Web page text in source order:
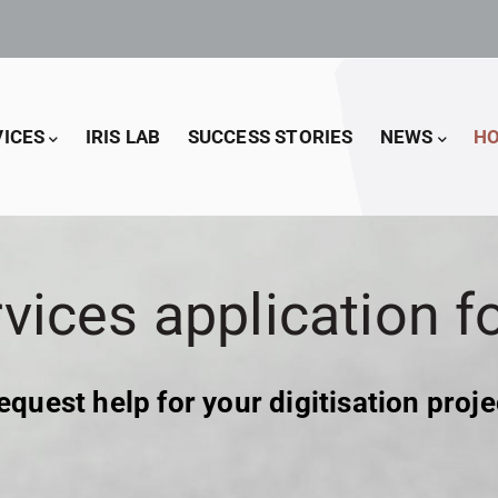
IRIS LAB SUCCESS STORIES NEWS
application
help for your digitisation